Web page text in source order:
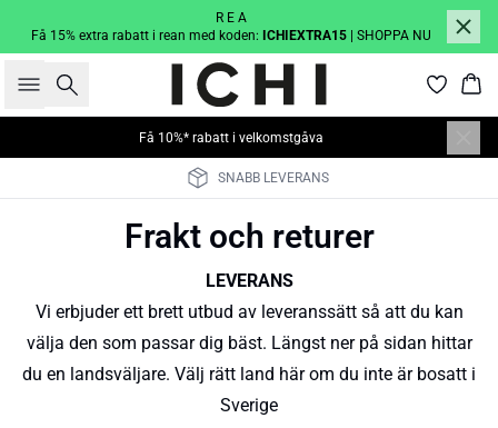
R E A
Få 15% extra rabatt i rean med koden: ICHIEXTRA15 | SHOPPA NU
Sök
Få 10%* rabatt i velkomstgåva
SNABB LEVERANS
Frakt och returer
LEVERANS
Vi erbjuder ett brett utbud av leveranssätt så att du kan
välja den som passar dig bäst. Längst ner på sidan hittar
du en landsväljare. Välj rätt land här om du inte är bosatt i
Sverige